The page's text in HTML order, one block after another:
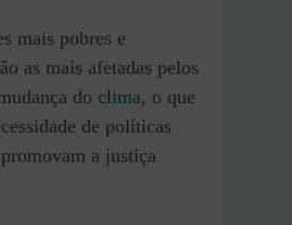
mais pobres e
as mais afetadas pelos
do clima, o que
de políticas
a justiça